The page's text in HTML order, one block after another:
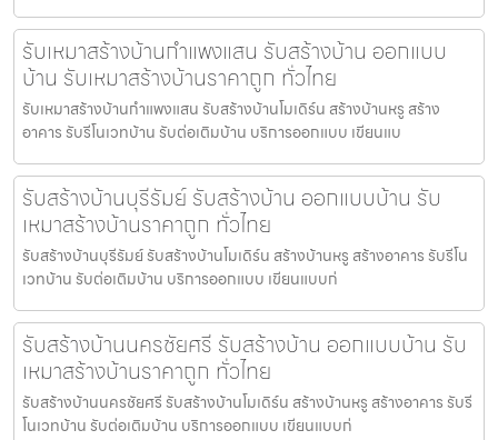
รับเหมาสร้างบ้านกำแพงแสน รับสร้างบ้าน ออกแบบ
บ้าน รับเหมาสร้างบ้านราคาถูก ทั่วไทย
รับเหมาสร้างบ้านกำแพงแสน รับสร้างบ้านโมเดิร์น สร้างบ้านหรู สร้าง
อาคาร รับรีโนเวทบ้าน รับต่อเติมบ้าน บริการออกแบบ เขียนแบ
รับสร้างบ้านบุรีรัมย์ รับสร้างบ้าน ออกแบบบ้าน รับ
เหมาสร้างบ้านราคาถูก ทั่วไทย
รับสร้างบ้านบุรีรัมย์ รับสร้างบ้านโมเดิร์น สร้างบ้านหรู สร้างอาคาร รับรีโน
เวทบ้าน รับต่อเติมบ้าน บริการออกแบบ เขียนแบบก่
รับสร้างบ้านนครชัยศรี รับสร้างบ้าน ออกแบบบ้าน รับ
เหมาสร้างบ้านราคาถูก ทั่วไทย
รับสร้างบ้านนครชัยศรี รับสร้างบ้านโมเดิร์น สร้างบ้านหรู สร้างอาคาร รับรี
โนเวทบ้าน รับต่อเติมบ้าน บริการออกแบบ เขียนแบบก่